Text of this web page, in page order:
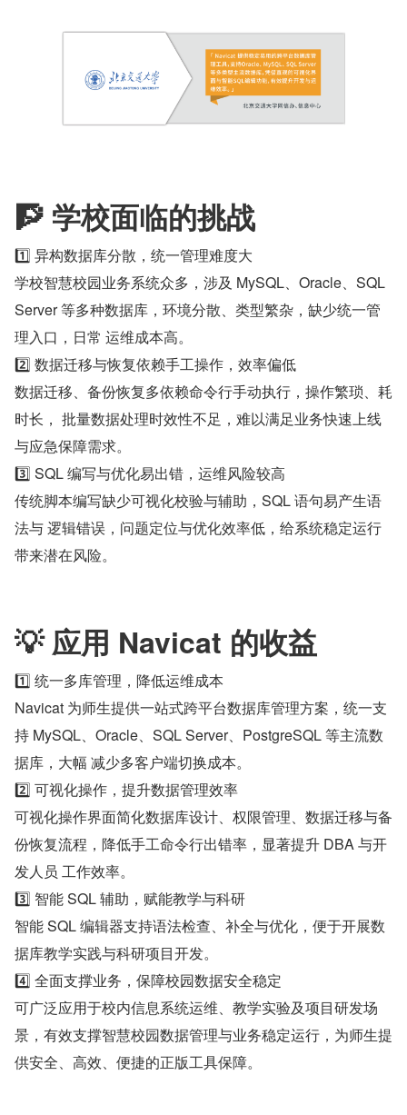
🧗 学校面临的挑战
1️⃣ 异构数据库分散，统一管理难度大
学校智慧校园业务系统众多，涉及 MySQL、Oracle、SQL
Server 等多种数据库，环境分散、类型繁杂，缺少统一管
理入口，日常 运维成本高。
2️⃣ 数据迁移与恢复依赖手工操作，效率偏低
数据迁移、备份恢复多依赖命令行手动执行，操作繁琐、耗
时长， 批量数据处理时效性不足，难以满足业务快速上线
与应急保障需求。
3️⃣ SQL 编写与优化易出错，运维风险较高
传统脚本编写缺少可视化校验与辅助，SQL 语句易产生语
法与 逻辑错误，问题定位与优化效率低，给系统稳定运行
带来潜在风险。
💡 应用 Navicat 的收益
1️⃣ 统一多库管理，降低运维成本
Navicat 为师生提供一站式跨平台数据库管理方案，统一支
持 MySQL、Oracle、SQL Server、PostgreSQL 等主流数
据库，大幅 减少多客户端切换成本。
2️⃣ 可视化操作，提升数据管理效率
可视化操作界面简化数据库设计、权限管理、数据迁移与备
份恢复流程，降低手工命令行出错率，显著提升 DBA 与开
发人员 工作效率。
3️⃣ 智能 SQL 辅助，赋能教学与科研
智能 SQL 编辑器支持语法检查、补全与优化，便于开展数
据库教学实践与科研项目开发。
4️⃣ 全面支撑业务，保障校园数据安全稳定
可广泛应用于校内信息系统运维、教学实验及项目研发场
景，有效支撑智慧校园数据管理与业务稳定运行，为师生提
供安全、高效、便捷的正版工具保障。